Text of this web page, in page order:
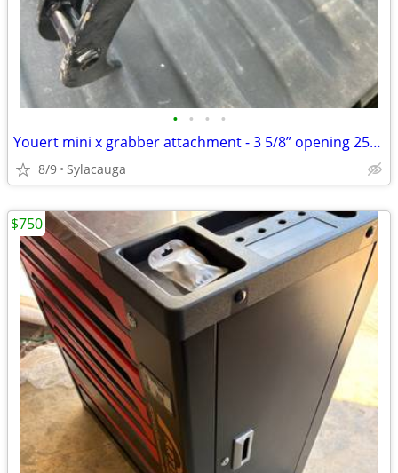
• • • •
Youert mini x grabber attachment - 3 5/8” opening 25mm pin
8/9 Sylacauga
$750